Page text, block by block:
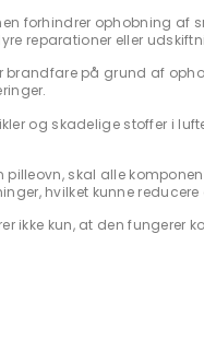
forhindrer ophobning af
reparationer eller
brandfare på grund af
og skadelige stoffer i
skal alle
hvilket kunne reducere
kun, at den fungerer